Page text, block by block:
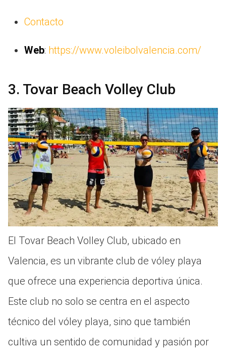
Contacto
Web: https://www.voleibolvalencia.com/
3. Tovar Beach Volley Club
El Tovar Beach Volley Club, ubicado en
Valencia, es un vibrante club de vóley playa
que ofrece una experiencia deportiva única.
Este club no solo se centra en el aspecto
técnico del vóley playa, sino que también
cultiva un sentido de comunidad y pasión por